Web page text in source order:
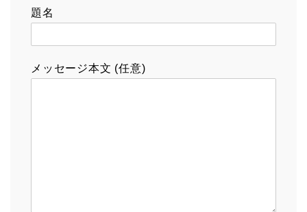
題名
メッセージ本文 (任意)